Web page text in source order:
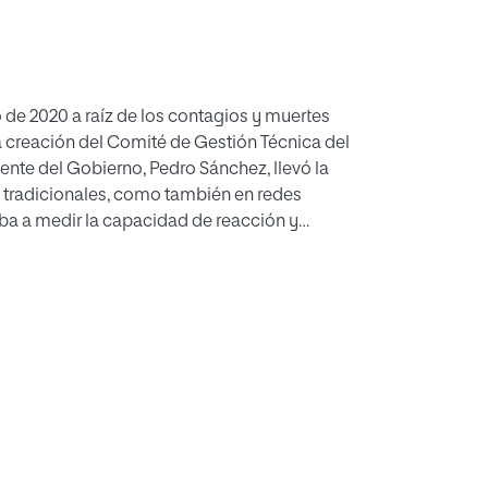
2020 a raíz de los contagios y muertes
y
a otros actores como Presidencia del